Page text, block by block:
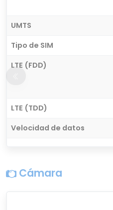
UMTS
Tipo de SIM
LTE (FDD)
LTE (TDD)
Velocidad de datos
Cámara